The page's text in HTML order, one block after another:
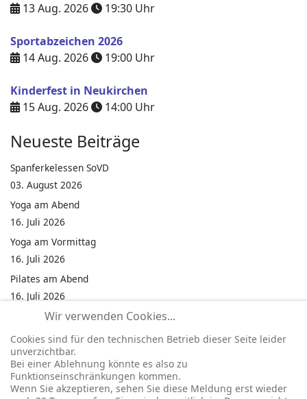
13 Aug. 2026
19:30 Uhr
Sportabzeichen 2026
14 Aug. 2026
19:00 Uhr
Kinderfest in Neukirchen
15 Aug. 2026
14:00 Uhr
Neueste Beiträge
Spanferkelessen SoVD
03. August 2026
Yoga am Abend
16. Juli 2026
Yoga am Vormittag
16. Juli 2026
Pilates am Abend
16. Juli 2026
Jumping Fitness Intervall
16. Juli 2026
Jumping Fitness Erwachsene
16. Juli 2026
Kinderfest in Neukirchen
Wir verwenden Cookies...
Cookies sind für den technischen Betrieb dieser Seite leider
unverzichtbar.
Bei einer Ablehnung könnte es also zu
Funktionseinschränkungen kommen.
Wenn Sie akzeptieren, sehen Sie diese Meldung erst wieder